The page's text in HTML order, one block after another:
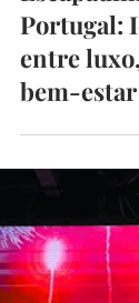
CarlaRibeiro
13 de mai.